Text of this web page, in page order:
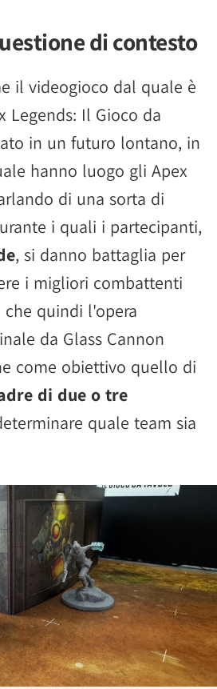
di contesto
il videogioco dal quale è
Legends: Il Gioco da
in un futuro lontano, in
hanno luogo gli Apex
di una sorta di
i quali i partecipanti,
, si danno battaglia per
i migliori combattenti
che quindi l'opera
da Glass Cannon
come obiettivo quello di
di due o tre
quale team sia